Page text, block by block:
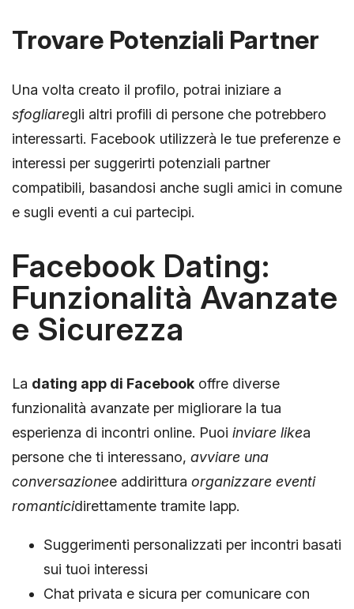
Trovare Potenziali Partner
Una volta creato il profilo, potrai iniziare a
sfogliaregli altri profili di persone che potrebbero
interessarti. Facebook utilizzerà le tue preferenze e
interessi per suggerirti potenziali partner
compatibili, basandosi anche sugli amici in comune
e sugli eventi a cui partecipi.
Facebook Dating:
Funzionalità Avanzate
e Sicurezza
La dating app di Facebook offre diverse
funzionalità avanzate per migliorare la tua
esperienza di incontri online. Puoi inviare likea
persone che ti interessano, avviare una
conversazionee addirittura organizzare eventi
romanticidirettamente tramite lapp.
Suggerimenti personalizzati per incontri basati
sui tuoi interessi
Chat privata e sicura per comunicare con